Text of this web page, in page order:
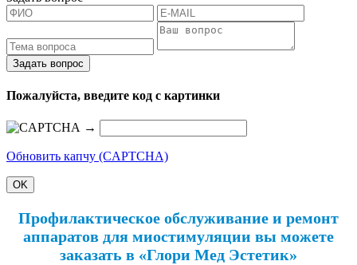
Задать вопрос
Пожалуйста, введите код с картинки
→
Обновить капчу (CAPTCHA)
OK
Профилактическое обслуживание и ремонт
аппаратов для миостимуляции вы можете
заказать в «Глори Мед Эстетик»